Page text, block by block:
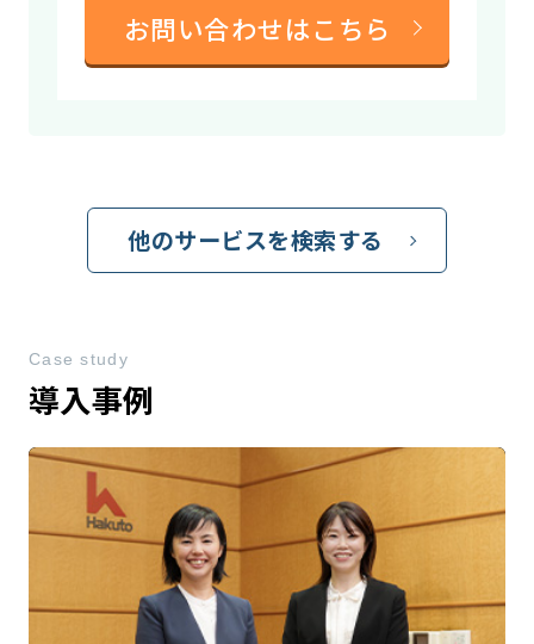
お問い合わせはこちら
他のサービスを検索する
導入事例
Case study